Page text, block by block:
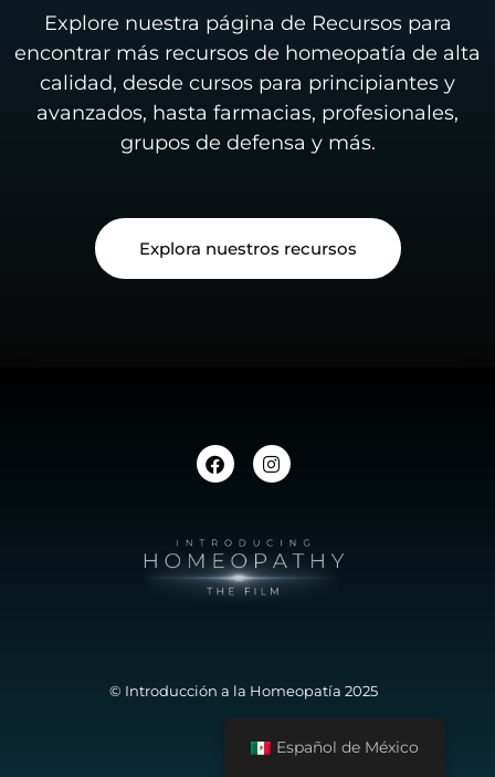
Explore nuestra página de Recursos para
encontrar más recursos de homeopatía de alta
calidad, desde cursos para principiantes y
avanzados, hasta farmacias, profesionales,
grupos de defensa y más.
Explora nuestros recursos
© Introducción a la Homeopatía 2025
Español de México